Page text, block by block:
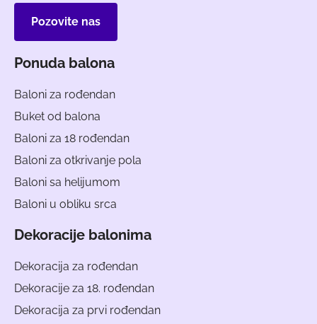
Pozovite nas
Ponuda balona
Baloni za rođendan
Buket od balona
Baloni za 18 rođendan
Baloni za otkrivanje pola
Baloni sa helijumom
Baloni u obliku srca
Dekoracije balonima
Dekoracija za rođendan
Dekoracije za 18. rođendan
Dekoracija za prvi rođendan